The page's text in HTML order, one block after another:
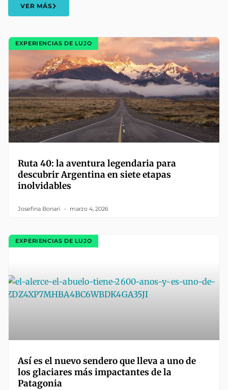
VER MÁS
EXPERIENCIAS DE LUJO
Ruta 40: la aventura legendaria para
descubrir Argentina en siete etapas
inolvidables
Josefina Bonari marzo 4, 2026
EXPERIENCIAS DE LUJO
Así es el nuevo sendero que lleva a uno de
los glaciares más impactantes de la
Patagonia